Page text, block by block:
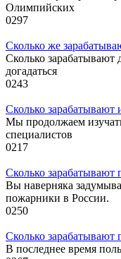
Олимпийских
0297
Сколько же
Сколько
догадаться
0243
Сколько
Мы продолжаем
специалистов
0217
Сколько
Вы наверняка
пожарники в России.
0250
Сколько зарабатывают
В последнее время